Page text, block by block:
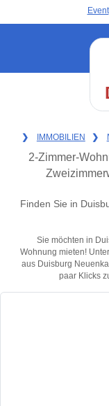
Event
❯ IMMOBILIEN ❯
2-Zimmer-
Finden Sie in
Sie möchten in
Wohnung mieten!
aus Duisburg
paar Klicks